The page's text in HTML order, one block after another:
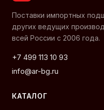
Поставки импортных
других ведущих
всей России с 2006 года.
+7 499 113 10 93
info@ar-bg.ru
КАТАЛОГ